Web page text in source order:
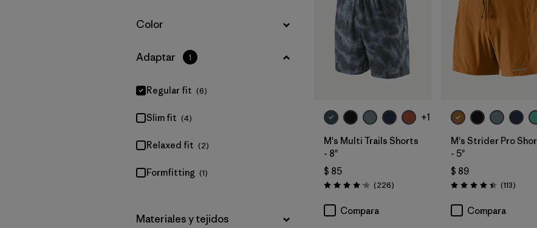
Filtrar por
Color
Filtrar por
Adaptar 1
Regular fit (6)
Slim fit (4)
Relaxed fit (2)
Formfitting (1)
Filtrar por
Materiales y tejidos
+1
M's Multi Trails Shorts
- 8"
$ 85
Valoración: 4.2 / 5
(226Comentarios
)
Compara
M's Strider Pro
- 5"
$ 89
Valoración: 4.4 / 5
(113)
Compara